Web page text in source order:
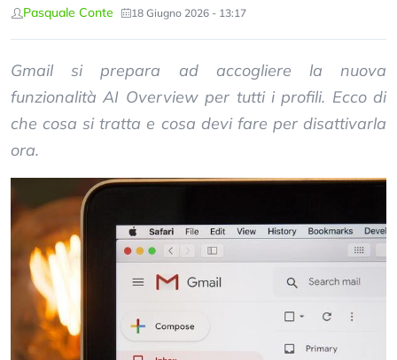
Pasquale Conte 18 Giugno 2026 - 13:17
Gmail si prepara ad accogliere la nuova
funzionalità AI Overview per tutti i profili. Ecco di
che cosa si tratta e cosa devi fare per disattivarla
ora.